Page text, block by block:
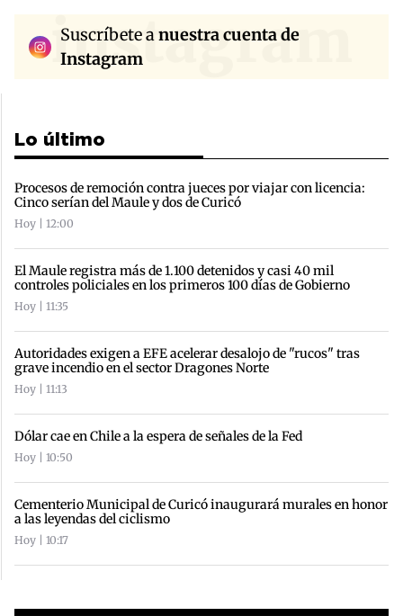
instagram
Suscríbete anuestra cuenta de
Instagram
Lo último
Procesos de remoción contra jueces por viajar con licencia:
Cinco serían del Maule y dos de Curicó
Hoy | 12:00
El Maule registra más de 1.100 detenidos y casi 40 mil
controles policiales en los primeros 100 días de Gobierno
Hoy | 11:35
Autoridades exigen a EFE acelerar desalojo de "rucos" tras
grave incendio en el sector Dragones Norte
Hoy | 11:13
Dólar cae en Chile a la espera de señales de la Fed
Hoy | 10:50
Cementerio Municipal de Curicó inaugurará murales en honor
a las leyendas del ciclismo
Hoy | 10:17